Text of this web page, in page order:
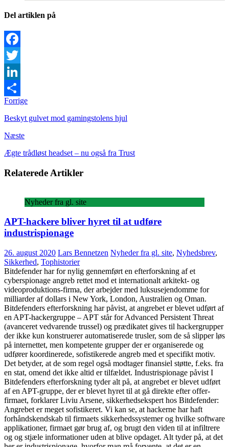
Del artiklen på
Facebook
Twitter
LinkedIn
Share
Forrige
Beskyt gulvet mod gamingstolens hjul
Næste
Ægte trådløst headset – nu også fra Trust
Relaterede Artikler
Nyheder fra gl. site
APT-hackere bliver hyret til at udføre
industrispionage
26. august 2020 Lars Bennetzen Nyheder fra gl. site, Nyhedsbrev,
Sikkerhed, Tophistorier
Bitdefender har for nylig gennemført en efterforskning af et
cyberspionage angreb rettet mod et internationalt arkitekt- og
videoproduktions-firma, der arbejder med luksusejendomme for
milliarder af dollars i New York, London, Australien og Oman.
Bitdefenders efterforskning har påvist, at angrebet er blevet udført af
en APT-hackergruppe – APT står for Advanced Persistent Threat
(avanceret vedvarende trussel) og prædikatet gives til hackergrupper
der ikke kun konstruerer automatiserede trusler, som de så slipper løs
på internettet, men kompetente grupper der er organiserede og
udfører koordinerede, sofistikerede angreb med et specifikt motiv.
Det betyder, at de som regel også modtager finansiel støtte, f.eks. fra
en stat, omend det ikke altid er tilfældet. Industrispionage påvist I
Bitdefenders efterforskning tyder alt på, at angrebet er blevet udført
af en APT-gruppe, der er blevet hyret til at gå direkte efter offer-
firmaet, forklarer Liviu Arsene, sikkerhedsekspert hos Bitdefender:
Angrebet er meget sofistikeret. Vi kan se, at hackerne har haft
forhåndskendskab til firmaets sikkerhedssystemer og hvilke software
applikationer, firmaet gør brug af, og brugt den viden til at infiltrere
og og stjæle informationer uden at blive opdaget. Alt tyder på, at det